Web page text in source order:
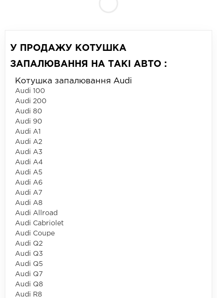
У ПРОДАЖУ КОТУШКА
ЗАПАЛЮВАННЯ НА ТАКІ АВТО :
Котушка запалювання Audi
Audi 100
Audi 200
Audi 80
Audi 90
Audi A1
Audi A2
Audi A3
Audi A4
Audi A5
Audi A6
Audi A7
Audi A8
Audi Allroad
Audi Cabriolet
Audi Coupe
Audi Q2
Audi Q3
Audi Q5
Audi Q7
Audi Q8
Audi R8